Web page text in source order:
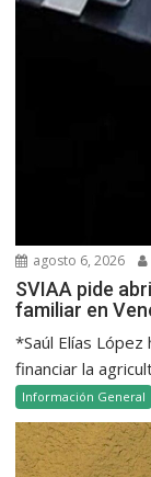
agosto 6, 2026
SVIAA pide
familiar en
*Saúl Elías López
financiar la
Información General